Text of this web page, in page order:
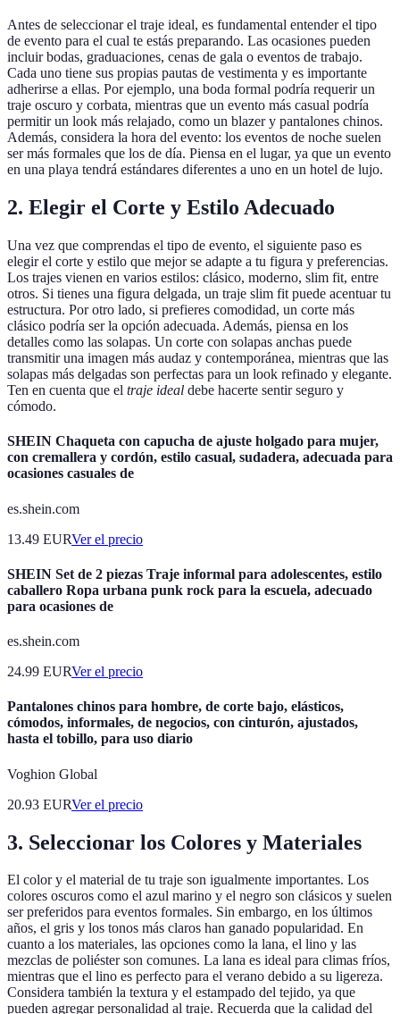
Antes de seleccionar el traje ideal, es fundamental entender el tipo
de evento para el cual te estás preparando. Las ocasiones pueden
incluir bodas, graduaciones, cenas de gala o eventos de trabajo.
Cada uno tiene sus propias pautas de vestimenta y es importante
adherirse a ellas. Por ejemplo, una boda formal podría requerir un
traje oscuro y corbata, mientras que un evento más casual podría
permitir un look más relajado, como un blazer y pantalones chinos.
Además, considera la hora del evento: los eventos de noche suelen
ser más formales que los de día. Piensa en el lugar, ya que un evento
en una playa tendrá estándares diferentes a uno en un hotel de lujo.
2. Elegir el Corte y Estilo Adecuado
Una vez que comprendas el tipo de evento, el siguiente paso es
elegir el corte y estilo que mejor se adapte a tu figura y preferencias.
Los trajes vienen en varios estilos: clásico, moderno, slim fit, entre
otros. Si tienes una figura delgada, un traje slim fit puede acentuar tu
estructura. Por otro lado, si prefieres comodidad, un corte más
clásico podría ser la opción adecuada. Además, piensa en los
detalles como las solapas. Un corte con solapas anchas puede
transmitir una imagen más audaz y contemporánea, mientras que las
solapas más delgadas son perfectas para un look refinado y elegante.
Ten en cuenta que el traje ideal debe hacerte sentir seguro y
cómodo.
SHEIN Chaqueta con capucha de ajuste holgado para mujer,
con cremallera y cordón, estilo casual, sudadera, adecuada para
ocasiones casuales de
es.shein.com
13.49 EURVer el precio
SHEIN Set de 2 piezas Traje informal para adolescentes, estilo
caballero Ropa urbana punk rock para la escuela, adecuado
para ocasiones de
es.shein.com
24.99 EURVer el precio
Pantalones chinos para hombre, de corte bajo, elásticos,
cómodos, informales, de negocios, con cinturón, ajustados,
hasta el tobillo, para uso diario
Voghion Global
20.93 EURVer el precio
3. Seleccionar los Colores y Materiales
El color y el material de tu traje son igualmente importantes. Los
colores oscuros como el azul marino y el negro son clásicos y suelen
ser preferidos para eventos formales. Sin embargo, en los últimos
años, el gris y los tonos más claros han ganado popularidad. En
cuanto a los materiales, las opciones como la lana, el lino y las
mezclas de poliéster son comunes. La lana es ideal para climas fríos,
mientras que el lino es perfecto para el verano debido a su ligereza.
Considera también la textura y el estampado del tejido, ya que
pueden agregar personalidad al traje. Recuerda que la calidad del